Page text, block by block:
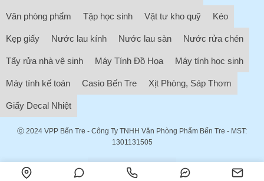
Văn phòng phẩm Tập học sinh Vật tư kho quỹ Kéo
Kẹp giấy Nước lau kính Nước lau sàn Nước rửa chén
Tẩy rửa nhà vệ sinh Máy Tính Đồ Họa Máy tính học sinh
Máy tính kế toán Casio Bến Tre Xịt Phòng, Sáp Thơm
Giấy Decal Nhiệt
ⓒ 2024 VPP Bến Tre - Công Ty TNHH Văn Phòng Phẩm Bến Tre - MST:
1301131505